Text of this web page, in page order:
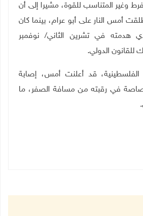
وغير المتناسب للقوة، مشيرا إلى أن
أمس النار على أبو عرام، بينما كان
هدمته في تشرين الثاني/ نوفمبر
للقانون الدولي.
الفلسطينية، قد أعلنت أمس، إصابة
في رقبته من مسافة الصفر، ما